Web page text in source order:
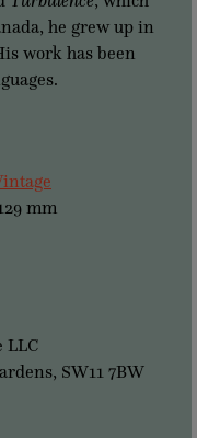
he grew up in
work has been
mm
LLC
SW11 7BW